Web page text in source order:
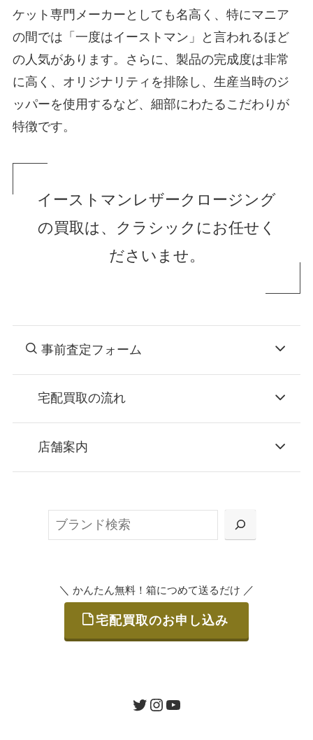
ケット専門メーカーとしても名高く、特にマニア
の間では「一度はイーストマン」と言われるほど
の人気があります。さらに、製品の完成度は非常
に高く、オリジナリティを排除し、生産当時のジ
ッパーを使用するなど、細部にわたるこだわりが
特徴です。
イーストマンレザークロージング
の買取は、クラシックにお任せく
ださいませ。
事前査定フォーム
宅配買取の流れ
お申込み
または梱包材不要の「集荷申込」からお選び
ご発送
店舗案内
＼ かんたん無料！箱につめて送るだけ ／
宅配買取のお申し込み
ツイッターインスタグラムユーチューブ